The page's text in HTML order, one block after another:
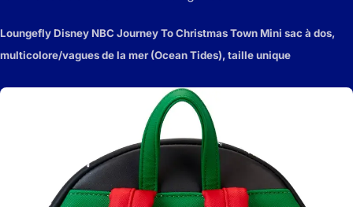
Loungefly Disney NBC Journey To Christmas Town Mini sac à dos,
multicolore/vagues de la mer (Ocean Tides), taille unique